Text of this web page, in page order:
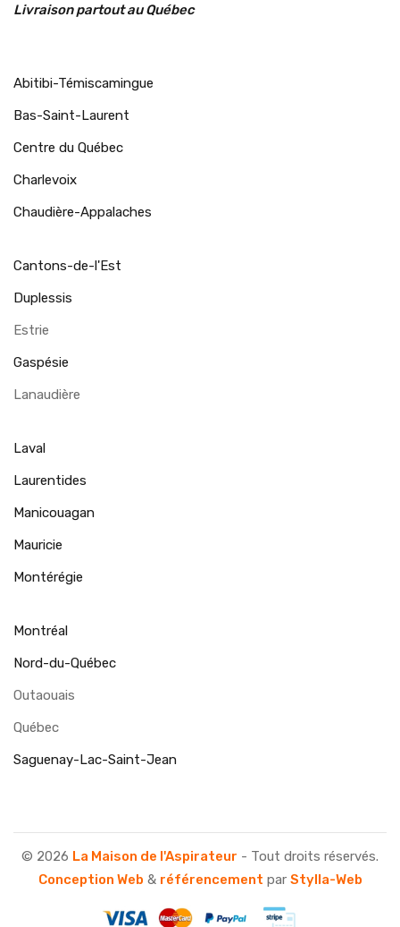
Livraison partout au Québec
Abitibi-Témiscamingue
Bas-Saint-Laurent
Centre du Québec
Charlevoix
Chaudière-Appalaches
Cantons-de-l'Est
Duplessis
Estrie
Gaspésie
Lanaudière
Laval
Laurentides
Manicouagan
Mauricie
Montérégie
Montréal
Nord-du-Québec
Outaouais
Québec
Saguenay-Lac-Saint-Jean
© 2026 La Maison de l'Aspirateur - Tout droits réservés.
Conception Web & référencement par Stylla-Web